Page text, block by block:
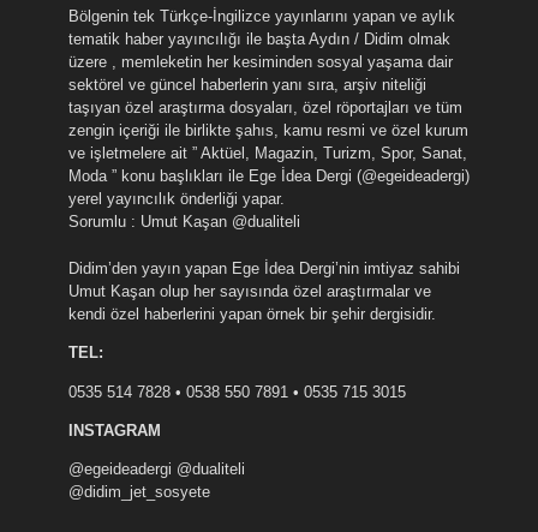
Bölgenin tek Türkçe-İngilizce yayınlarını yapan ve aylık
tematik haber yayıncılığı ile başta Aydın / Didim olmak
üzere , memleketin her kesiminden sosyal yaşama dair
sektörel ve güncel haberlerin yanı sıra, arşiv niteliği
taşıyan özel araştırma dosyaları, özel röportajları ve tüm
zengin içeriği ile birlikte şahıs, kamu resmi ve özel kurum
ve işletmelere ait ” Aktüel, Magazin, Turizm, Spor, Sanat,
Moda ” konu başlıkları ile Ege İdea Dergi (@egeideadergi)
yerel yayıncılık önderliği yapar.
Sorumlu : Umut Kaşan @dualiteli
Didim’den yayın yapan Ege İdea Dergi’nin imtiyaz sahibi
Umut Kaşan olup her sayısında özel araştırmalar ve
kendi özel haberlerini yapan örnek bir şehir dergisidir.
TEL:
0535 514 7828 • 0538 550 7891 • 0535 715 3015
INSTAGRAM
@egeideadergi @dualiteli
@didim_jet_sosyete